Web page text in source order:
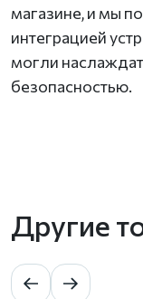
магазине, и мы
интеграцией
могли
безопасностью.
Другие